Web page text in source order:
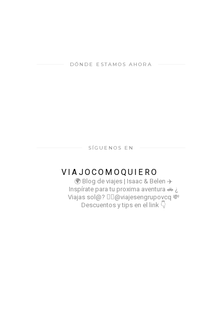
DÓNDE ESTAMOS AHORA
SÍGUENOS EN
VIAJOCOMOQUIERO
🌍 Blog de viajes | Isaac & Belen ✈️
Inspírate para tu proxima aventura 🚗 ¿
Viajas sol@? 👉🏻@viajesengrupovcq 💸
Descuentos y tips en el link 👇